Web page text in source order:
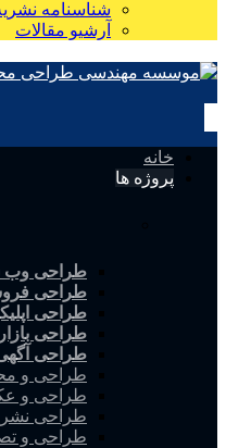
شناسنامه
آرشیو مقالات
خانه
پروژه ها
طراحی وب
طراحی
طراحی
طراحی
طراحی آگهی
طراحی و
طراحی و
طراحی
طراحی و